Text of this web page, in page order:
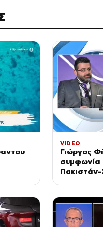
VIDEO
Γιώργος
συμφωνία